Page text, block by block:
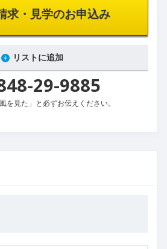
求・見学のお申込み
リストに追加
29-9885
を見た」と必ずお伝えください。